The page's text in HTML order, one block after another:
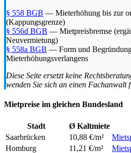
§ 558 BGB — Mieterhöhung bis zur
(Kappungsgrenze)
§ 556d BGB — Mietpreisbremse
Neuvermietung)
§ 558a BGB — Form und
Mieterhöhungsverlangens
Diese Seite ersetzt keine
wenden Sie sich an einen Fachanwalt
Mietpreise im gleichen Bundesland
Stadt
Ø Kaltmiete
Saarbrücken
10,88 €/m²
Homburg
11,21 €/m²